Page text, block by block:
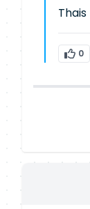
Thais
0